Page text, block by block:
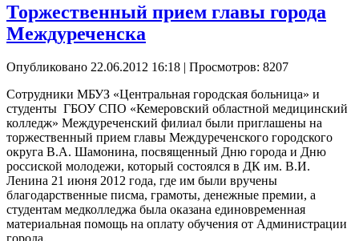
Торжественный прием главы города
Междуреченска
Опубликовано 22.06.2012 16:18 | Просмотров: 8207
Сотрудники МБУЗ «Центральная городская больница» и
студенты ГБОУ СПО «Кемеровский областной медицинский
колледж» Междуреченский филиал были приглашены на
торжественный прием главы Междуреченского городского
округа В.А. Шамонина, посвященный Дню города и Дню
россиской молодежи, который состоялся в ДК им. В.И.
Ленина 21 июня 2012 года, где им были вручены
благодарственные писма, грамоты, денежные премии, а
студентам медколледжа была оказана единовременная
материальная помощь на оплату обучения от Администрации